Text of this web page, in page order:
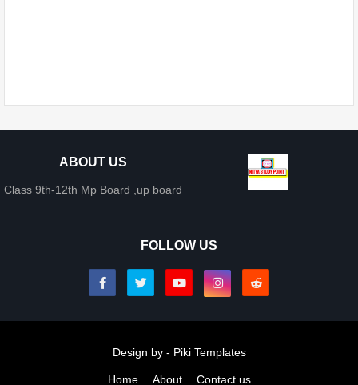
ABOUT US
Class 9th-12th Mp Board ,up board
FOLLOW US
Design by - Piki Templates
Home About Contact us